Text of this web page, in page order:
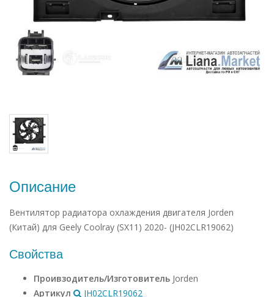
Описание
Вентилятор радиатора охлаждения двигателя Jorden
(Китай) для Geely Coolray (SX11) 2020- (JH02CLR19062)
Свойства
Проивзодитель/Изготовитель Jorden
Артикул
JH02CLR19062